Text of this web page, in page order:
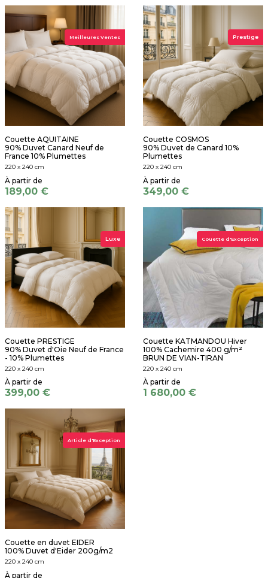
Meilleures Ventes
Couette AQUITAINE
90% Duvet Canard Neuf de
France 10% Plumettes
220 x 240 cm
189,00 €
Prestige
Couette COSMOS
90% Duvet de Canard 10%
Plumettes
220 x 240 cm
349,00 €
Luxe
Couette PRESTIGE
90% Duvet d'Oie Neuf de France
- 10% Plumettes
220 x 240 cm
399,00 €
Couette d'Exception
Couette KATMANDOU Hiver
100% Cachemire 400 g/m²
BRUN DE VIAN-TIRAN
220 x 240 cm
1 680,00 €
Article d'Exception
Couette en duvet EIDER
100% Duvet d'Eider 200g/m2
220 x 240 cm